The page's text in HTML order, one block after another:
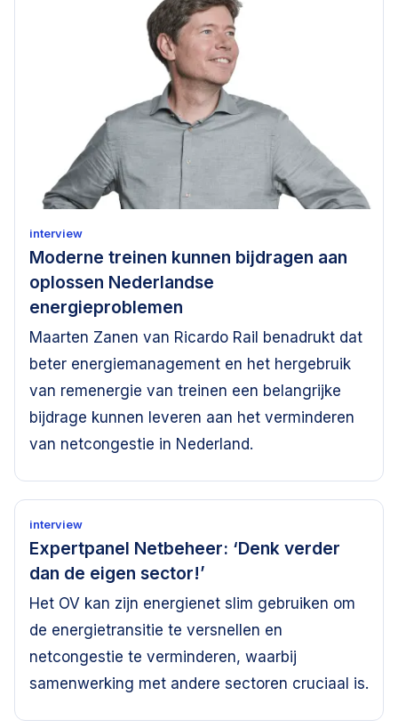
interview
Moderne treinen kunnen bijdragen aan
oplossen Nederlandse
energieproblemen
Maarten Zanen van Ricardo Rail benadrukt dat
beter energiemanagement en het hergebruik
van remenergie van treinen een belangrijke
bijdrage kunnen leveren aan het verminderen
van netcongestie in Nederland.
interview
Expertpanel Netbeheer: ‘Denk verder
dan de eigen sector!’
Het OV kan zijn energienet slim gebruiken om
de energietransitie te versnellen en
netcongestie te verminderen, waarbij
samenwerking met andere sectoren cruciaal is.